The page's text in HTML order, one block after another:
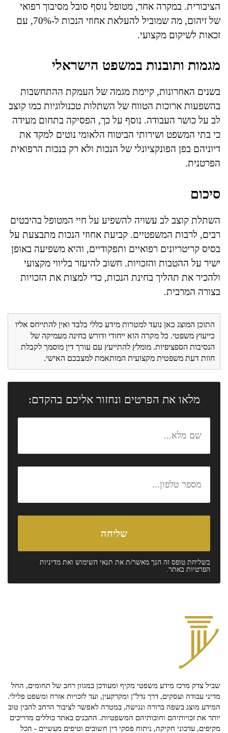
הציבורית. במקרה אחר, מטופל נוסף סובל מסיבוך רפואי
של זיהום, מה שמוביל להעלאת אחוזי הנכות ל-70%, עם
זכאות לשיקום מקצועי.
מגמות ותובנות במשפט הישראלי
בשנים האחרונות, קיימת מגמה של העמקת ההתחשבות
בהשפעות ארוכות הטווח של השתלות טכנולוגיות כמו קוצב
לב על כושר העבודה. נוסף על כך, הפסיקה בתחום מעידה
כי בתי המשפט ושירותי הביטוח הלאומי נוטים למקד את
דיוניהם בפן הפונקציונלי של הנכות ולא רק בנכות הרפואית
הפרטנית.
סיכום
השתלת קוצב לב עשויה להשפיע על חיי המטופל בהיבטים
רבים, לרבות המשפטיים. קביעת אחוזי הנכות מתבצעת על
בסיס קריטריונים רפואיים ותפקודיים, והיא משפיעה באופן
ישיר על ההטבות והזכויות. חשוב להיעזר בליווי מקצועי
ולהכיר את תהליך בחינת הנכות, כדי למצות את הזכויות
בצורה המרבית.
התוכן המוצג כאן נועד למטרות מידע כללי בלבד ואין להתייחס אליו
כייעוץ משפטי. כל מקרה הוא ייחודי ודורש בחינה מעמיקה של
הנסיבות הספציפיות. מומלץ להתייעץ עם עורך דין מוסמך לקבלת
חוות דעת משפטית מקצועית המותאמת למצבכם האישי.
מלאו את הפרטים ונחזור אליכם בהקדם:
בשליחת טופס זה הנך מאשר/ת את תנאי השימוש ואת מדיניות
הפרטיות באתר.
שביל צדק מרכז מידע משפטי מקיף ומעודכן במגוון רחב של תחומים, החל
מדיני עבודה ועסקים, דרך נדל"ן ומקרקעין, ועד לזכויות אזרח ומשפט פלילי.
המידע מוצג בשפה ברורה ונגישה, במטרה לאפשר לציבור הרחב להבין טוב
יותר את זכויותיהם וחובותיהם המשפטיות. התכנים באתר כוללים מדריכים
מקיפים, עדכוני חקיקה, ניתוח פסקי דין חשובים וטיפים מעשיים - הכל